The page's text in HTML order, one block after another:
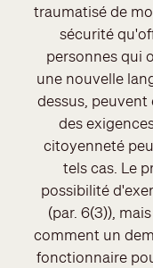
traumatisé de
sécurité
personnes qui
une nouvelle
dessus,
des
citoyenneté
tels cas. Le
possibilité
(par. 6(3)),
comment un
fonctionnaire